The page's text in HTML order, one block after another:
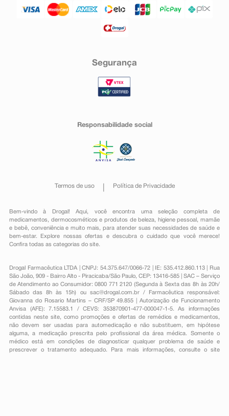
Segurança
Responsabilidade social
Termos de uso Política de Privacidade
Bem-vindo à Drogal! Aqui, você encontra uma seleção completa de
medicamentos , dermocosméticos e produtos de beleza, higiene pessoal ,mamãe
e bebê, conveniênciae muito mais, para atender suas necessidades de saúde e
bem-estar. Explore nossas ofertas e descubra o cuidado que você merece!
Confira todas as categorias do site.
Drogal Farmacêutica LTDA | CNPJ: 54.375.647/0066-72 | IE: 535.412.860.113 | Rua
São João, 909 - Bairro Alto - Piracicaba/São Paulo, CEP: 13416-585 | SAC – Serviço
de Atendimento ao Consumidor: 0800 771 2120 (Segunda à Sexta das 8h às 20h/
Sábado das 8h às 15h) ou sac@drogal.com.br/ Farmacêutica responsável:
Giovanna do Rosario Martins – CRF/SP 49.855 | Autorização de Funcionamento
Anvisa (AFE): 7.15583.1 / CEVS: 353870901-477-000047-1-5. As informações
contidas neste site, como promoções e ofertas de remédios e medicamentos,
não devem ser usadas para automedicação e não substituem, em hipótese
alguma, a medicação prescrita pelo profissional da área médica. Somente o
médico está em condições de diagnosticar qualquer problema de saúde e
prescrever o tratamento adequado. Para mais informações, consulte o site